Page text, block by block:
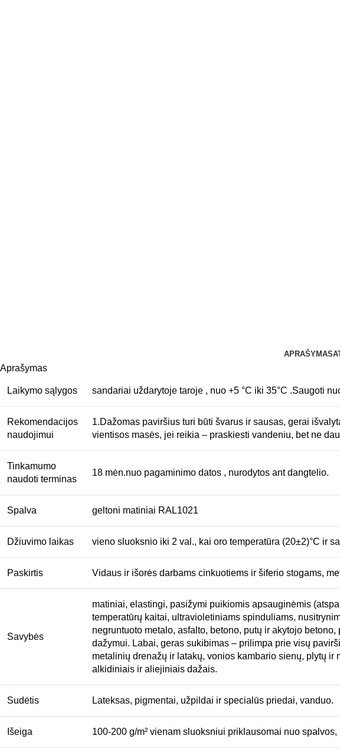
APRAŠYMAS
Aprašymas
Laikymo sąlygos sandariai uždarytoje taroje , nuo +5 °C iki 35°C .Saugoti
Rekomendacijos
naudojimui
1.Dažomas paviršius turi būti švarus ir sausas, gerai
vientisos masės, jei reikia – praskiesti vandeniu, bet ne
Tinkamumo
naudoti terminas
18 mėn.nuo pagaminimo datos , nurodytos ant dangtelio.
Spalva geltoni matiniai RAL1021
Džiuvimo laikas vieno sluoksnio iki 2 val., kai oro temperatūra (20±2)°C ir
Paskirtis Vidaus ir išorės darbams cinkuotiems ir šiferio stogams,
Savybės
matiniai, elastingi, pasižymi puikiomis apsauginėmis
temperatūrų kaitai, ultravioletiniams spinduliams,
negruntuoto metalo, asfalto, betono, putų ir akytojo
dažymui. Labai, geras sukibimas – prilimpa prie visų
metalinių drenažų ir latakų, vonios kambario sienų, plytų
alkidiniais ir aliejiniais dažais.
Sudėtis Lateksas, pigmentai, užpildai ir specialūs priedai, vanduo.
Išeiga 100-200 g/m² vienam sluoksniui priklausomai nuo